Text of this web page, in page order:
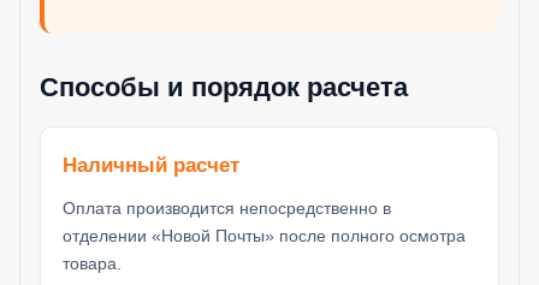
Способы и порядок расчета
Наличный расчет
Оплата производится непосредственно в
отделении «Новой Почты» после полного осмотра
товара.